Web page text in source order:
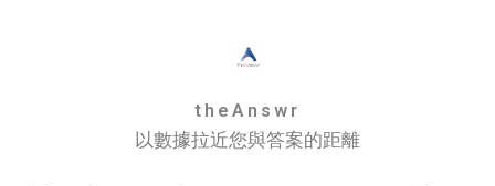
theAnswr
以數據拉近您與答案的距離